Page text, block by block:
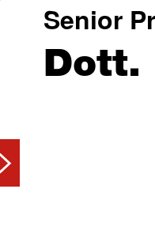
Senior
Dott.